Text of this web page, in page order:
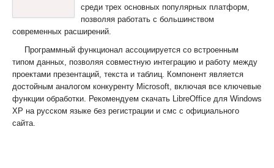
среди трех основных популярных платформ,
позволяя работать с большинством
современных расширений.
Программный функционал ассоциируется со встроенным
типом данных, позволяя совместную интеграцию и работу между
проектами презентаций, текста и таблиц. Компонент является
достойным аналогом конкуренту Microsoft, включая все ключевые
функции обработки. Рекомендуем скачать LibreOffice для Windows
XP на русском языке без регистрации и смс с официального
сайта.